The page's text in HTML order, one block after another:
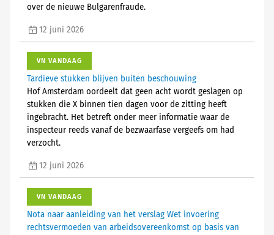
over de nieuwe Bulgarenfraude.
12 juni 2026
VN VANDAAG
Tardieve stukken blijven buiten beschouwing
Hof Amsterdam oordeelt dat geen acht wordt geslagen op
stukken die X binnen tien dagen voor de zitting heeft
ingebracht. Het betreft onder meer informatie waar de
inspecteur reeds vanaf de bezwaarfase vergeefs om had
verzocht.
12 juni 2026
VN VANDAAG
Nota naar aanleiding van het verslag Wet invoering
rechtsvermoeden van arbeidsovereenkomst op basis van